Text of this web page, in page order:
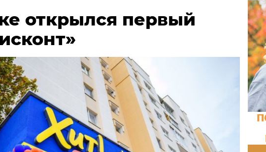
открылся первый